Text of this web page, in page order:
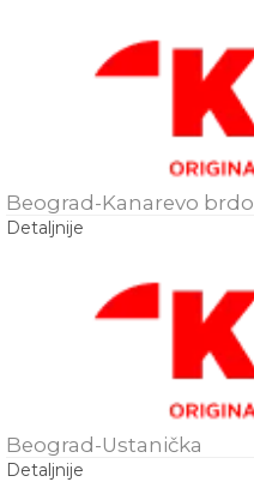
Beograd-Kanarevo brdo
Detaljnije
Beograd-Ustanička
Detaljnije